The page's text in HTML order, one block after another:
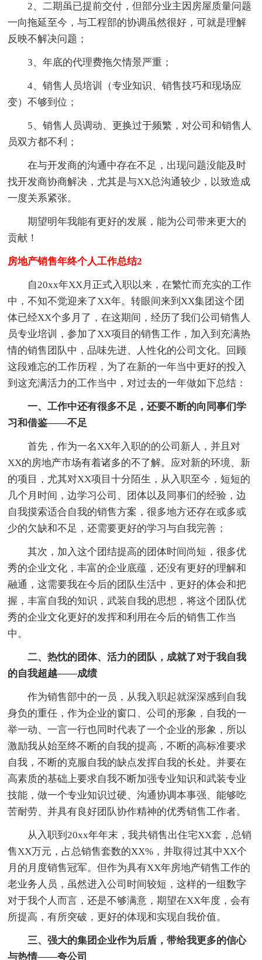
2、二期虽已提前交付，但部分业主因房屋质量问题
一向拖延至今，与工程部的协调虽然很好，可就是理解
反映不解决问题；
3、年底的代理费拖欠情景严重；
4、销售人员培训（专业知识、销售技巧和现场应
变）不够到位；
5、销售人员调动、更换过于频繁，对公司和销售人
员双方都不利；
在与开发商的沟通中存在不足，出现问题没能及时
找开发商协商解决，尤其是与XX总沟通较少，以致造成
一度关系紧张。
期望明年我能有更好的发展，能为公司带来更大的
贡献！
房地产销售年终个人工作总结2
自20xx年XX月正式入职以来，在繁忙而充实的工作
中，不知不觉迎来了XX年。转眼间来到XX集团这个团
体已经XX个多月了，在这期间，经历了我们公司销售人
员专业培训，参加了XX项目的销售工作，加入到充满热
情的销售团队中，品味先进、人性化的公司文化。回顾
这段难忘的工作历程，为了在新的一年当中更好的投入
到这充满活力的工作当中，对过去的一年做如下总结：
一、工作中还有很多不足，还要不断的向同事们学
习和借鉴——不足
首先，作为一名XX年入职的的公司新人，并且对
XX的房地产市场有着诸多的不了解。应对新的环境、新
的项目，尤其对XX项目十分陌生，从入职至今，短短的
几个月时间，边学习公司、团体以及同事们的经验，边
自我摸索适合自我的销售方案，很多地方还存在或多或
少的欠缺和不足，还需要更好的学习与自我完善；
其次，加入这个团结提高的团体时间尚短，很多优
秀的企业文化，丰富的企业底蕴，还没有更好的理解和
融通，这需要我在今后的团队生活中，更好的体会和把
握，丰富自我的知识，武装自我的思想，将这个团队优
秀的企业文化更好的发挥和利用在今后的销售工作当
中。
二、热忱的团体、活力的团队，成就了对于我自我
的自我超越——成绩
作为销售部中的一员，从我入职起就深深感到自我
身负的重任，作为企业的窗口、公司的形象，自我的一
举一动、一言一行也同时代表了一个企业的形象，所以
激励我从始至终不断的自我的提高，不断的高标准要求
自我，不断的克服自我的缺点发挥自我的长处。并要在
高素质的基础上要求自我不断加强专业知识和武装专业
技能，做一个专业知识过硬、沟通协调本事强、能够吃
苦耐劳、并具有良好团队协作精神的优秀销售工作者。
从入职到20xx年年末，我共销售出住宅XX套，总销
售XX万元，占总销售套数的XX%，并取得过其中XX个
月的月度销售冠军。但作为具有XX年房地产销售工作的
老业务人员，虽然进入公司时间较短，这样的一组数字
对于我个人而言，还是不够满意，期望在XX年度，会有
所提高，有所突破，更好的体现和实现自我价值。
三、强大的集团企业作为后盾，带给我更多的信心
与热情——夸公司